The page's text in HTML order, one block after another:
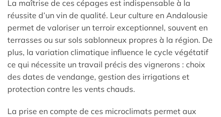
La maîtrise de ces cépages est indispensable à la
réussite d’un vin de qualité. Leur culture en Andalousie
permet de valoriser un terroir exceptionnel, souvent en
terrasses ou sur sols sablonneux propres à la région. De
plus, la variation climatique influence le cycle végétatif
ce qui nécessite un travail précis des vignerons : choix
des dates de vendange, gestion des irrigations et
protection contre les vents chauds.
La prise en compte de ces microclimats permet aux